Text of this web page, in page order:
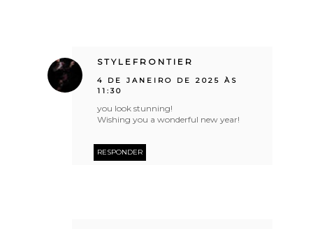
STYLEFRONTIER
4 DE JANEIRO DE 2025 ÀS
11:30
you look stunning!
Wishing you a wonderful new year!
RESPONDER